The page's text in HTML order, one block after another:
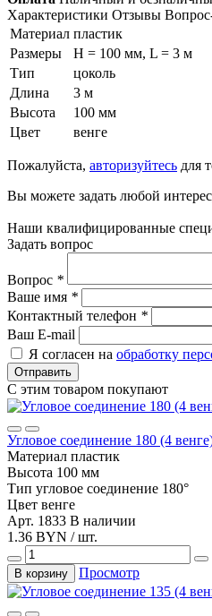
Характеристики Отзывы
Материал пластик
Размеры
H = 100 мм, L = 3 м
Тип
цоколь
Длина
3 м
Высота
100 мм
Цвет
венге
Пожалуйста, авторизуйтесь для
Вы можете задать любой
Наши квалифицированные
Задать вопрос
Вопрос *
Ваше имя *
Контактный телефон *
Ваш E-mail
Я согласен на обработку
Отправить
С этим товаром покупают
Угловое соединение 180 (4
Материал пластик
Высота 100 мм
Тип угловое соединение 180°
Цвет венге
Арт. 1833 В наличии
1.36 BYN / шт.
В корзину Просмотр